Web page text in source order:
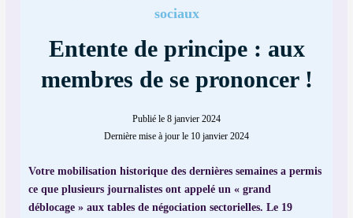
sociaux
Entente de principe : aux
membres de se prononcer !
Publié le 8 janvier 2024
Dernière mise à jour le 10 janvier 2024
Votre mobilisation historique des dernières semaines a permis
ce que plusieurs journalistes ont appelé un « grand
déblocage » aux tables de négociation sectorielles. Le 19